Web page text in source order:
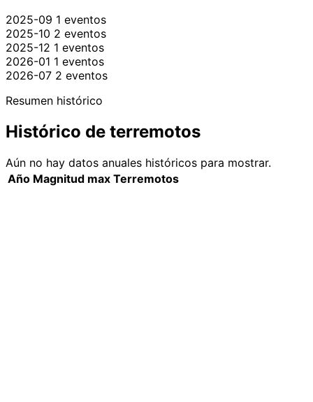
2025-09 1 eventos
2025-10 2 eventos
2025-12 1 eventos
2026-01 1 eventos
2026-07 2 eventos
Resumen histórico
Histórico de terremotos
Aún no hay datos anuales históricos para mostrar.
Año Magnitud max Terremotos